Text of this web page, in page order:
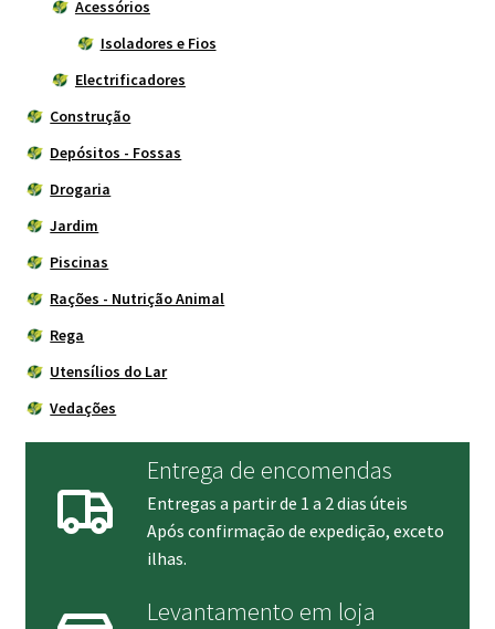
Acessórios
Isoladores e Fios
Electrificadores
Construção
Depósitos - Fossas
Drogaria
Jardim
Piscinas
Rações - Nutrição Animal
Rega
Utensílios do Lar
Vedações
Entrega de encomendas
Entregas a partir de 1 a 2 dias úteis
Após confirmação de expedição, exceto
ilhas.
Levantamento em loja